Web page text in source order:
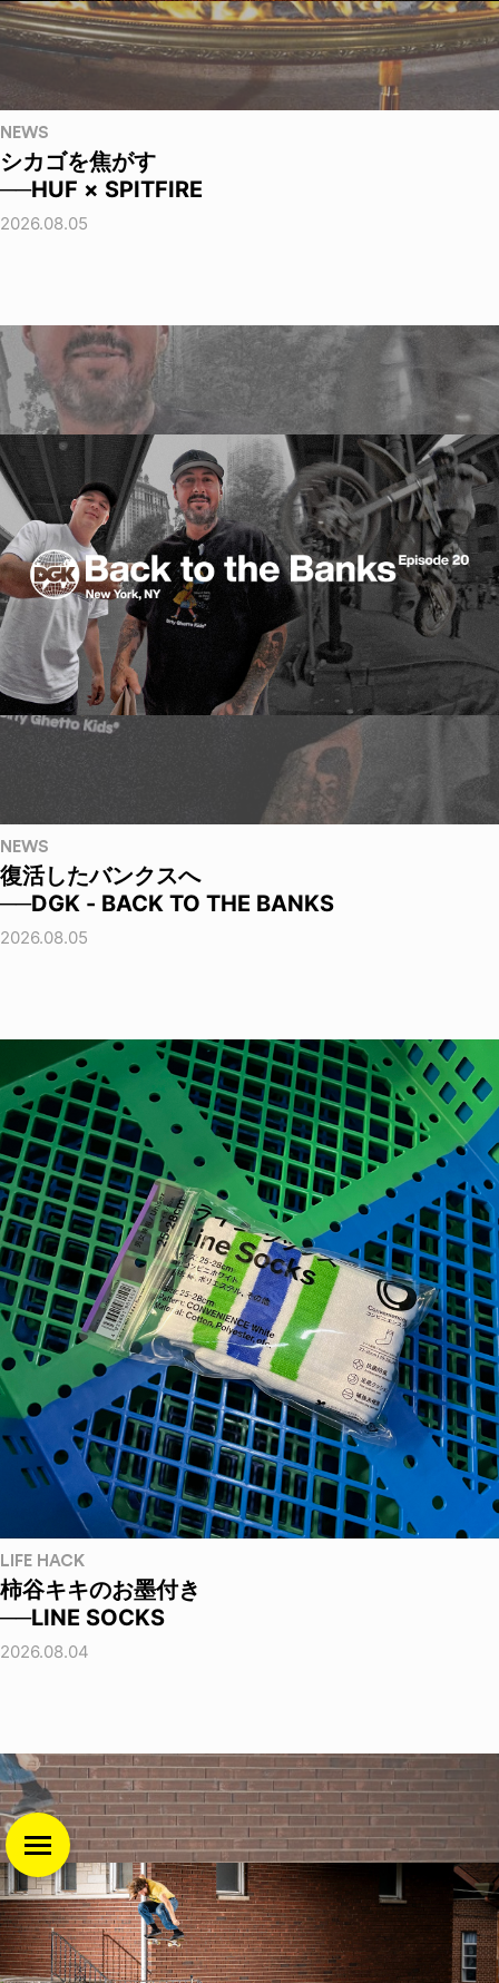
NEWS
シカゴを焦がす
──HUF × SPITFIRE
2026.08.05
NEWS
復活したバンクスへ
──DGK - BACK TO THE BANKS
2026.08.05
LIFE HACK
柿谷キキのお墨付き
──LINE SOCKS
2026.08.04